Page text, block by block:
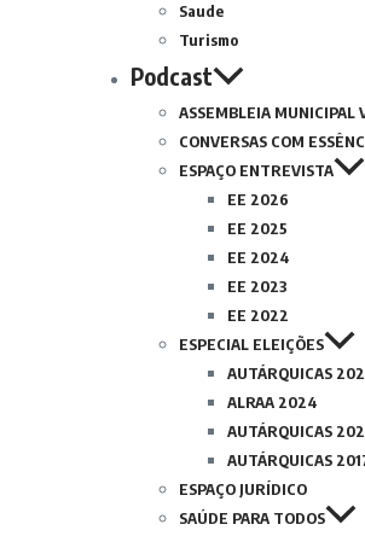
Saude
Turismo
Podcast
ASSEMBLEIA MUNICIPAL
CONVERSAS COM
ESPAÇO ENTREVISTA
EE 2026
EE 2025
EE 2024
EE 2023
EE 2022
ESPECIAL ELEIÇÕES
AUTÁRQUICAS
ALRAA 2024
AUTÁRQUICAS
AUTÁRQUICAS
ESPAÇO JURÍDICO
SAÚDE PARA TODOS